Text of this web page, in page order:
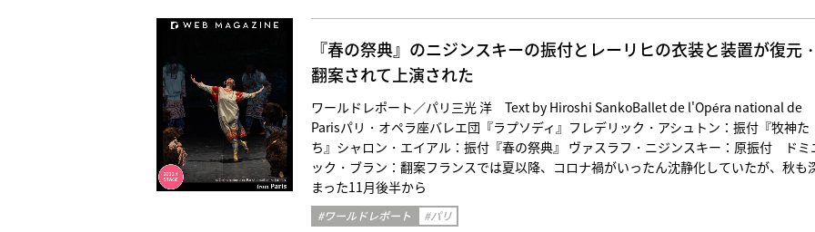
『春の祭典』のニジンスキーの振付とレーリヒの衣装と装置が復元・
翻案されて上演された
ワールドレポート／パリ三光 洋 Text by Hiroshi SankoBallet de l'Opéra national de
Parisパリ・オペラ座バレエ団『ラプソディ』フレデリック・アシュトン：振付『牧神た
ち』シャロン・エイアル：振付『春の祭典』 ヴァスラフ・ニジンスキー：原振付 ドミ
ック・ブラン：翻案フランスでは夏以降、コロナ禍がいったん沈静化していたが、秋も
まった11月後半から
#ワールドレポート #パリ